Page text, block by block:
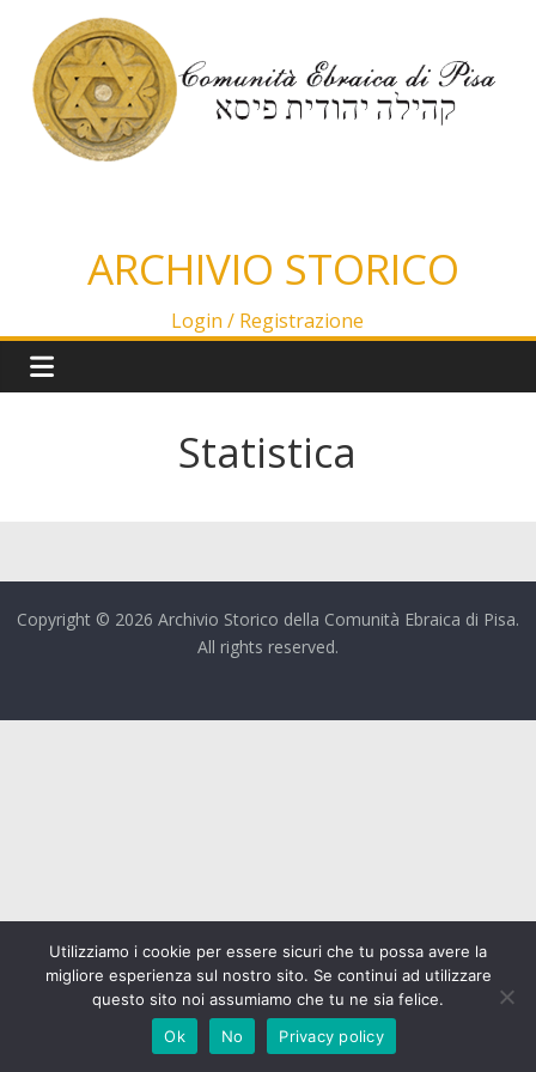
contenuto
ARCHIVIO STORICO
Login / Registrazione
Statistica
Copyright © 2026 Archivio Storico della Comunità Ebraica di Pisa.
All rights reserved.
Utilizziamo i cookie per essere sicuri che tu possa avere la
migliore esperienza sul nostro sito. Se continui ad utilizzare
questo sito noi assumiamo che tu ne sia felice.
Ok
No Privacy policy